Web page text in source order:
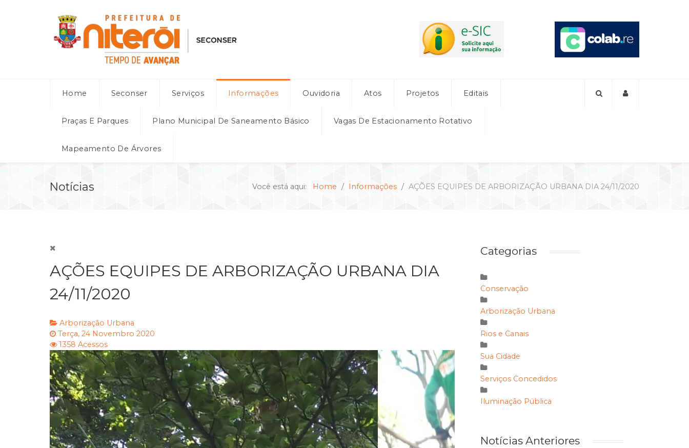
Home Seconser Serviços Informações Ouvidoria Atos Projetos Editais
Praças E Parques Plano Municipal De Saneamento Básico Vagas De Estacionamento Rotativo
Mapeamento De Árvores
Notícias Você está aqui: Home Informações AÇÕES EQUIPES DE ARBORIZAÇÃO URBANA DIA 24/11/2020
AÇÕES EQUIPES DE ARBORIZAÇÃO URBANA DIA
24/11/2020
Arborização Urbana
Terça, 24 Novembro 2020
1358 Acessos
Categorias
Conservação
Arborização Urbana
Rios e Canais
Sua Cidade
Serviços Concedidos
Iluminação Pública
Notícias Anteriores